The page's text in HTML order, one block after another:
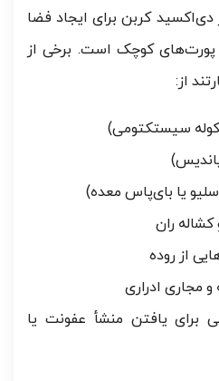
دی‌اکسید کربن برای ایجاد فضا
کوچک است. برخی از
از:
سیستکتومی)
یا بای‌پاس معده)
ران
از روده
مجاری ادراری
برای یافتن منشأ عفونت یا